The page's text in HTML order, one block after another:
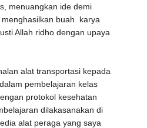
menuangkan ide demi
buah karya
Allah ridho dengan upaya
alat transportasi kepada
pembelajaran kelas
protokol kesehatan
dilakasanakan di
alat peraga yang saya